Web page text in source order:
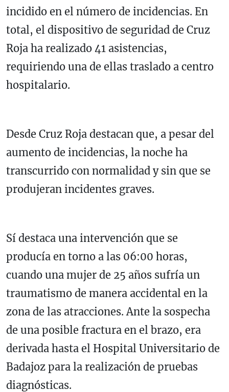
incidido en el número de incidencias. En
total, el dispositivo de seguridad de Cruz
Roja ha realizado 41 asistencias,
requiriendo una de ellas traslado a centro
hospitalario.
Desde Cruz Roja destacan que, a pesar del
aumento de incidencias, la noche ha
transcurrido con normalidad y sin que se
produjeran incidentes graves.
Sí destaca una intervención que se
producía en torno a las 06:00 horas,
cuando una mujer de 25 años sufría un
traumatismo de manera accidental en la
zona de las atracciones. Ante la sospecha
de una posible fractura en el brazo, era
derivada hasta el Hospital Universitario de
Badajoz para la realización de pruebas
diagnósticas.